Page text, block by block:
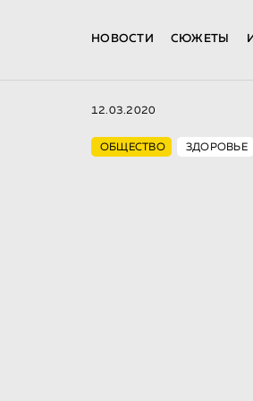
НОВОСТИ СЮЖЕТЫ
12.03.2020
ОБЩЕСТВО ЗДОРОВЬЕ